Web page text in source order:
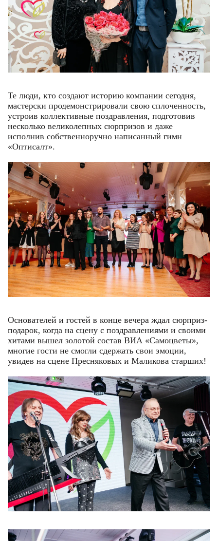
Те люди, кто создают историю компании сегодня,
мастерски продемонстрировали свою сплоченность,
устроив коллективные поздравления, подготовив
несколько великолепных сюрпризов и даже
исполнив собственноручно написанный гимн
«Оптисалт».
Основателей и гостей в конце вечера ждал сюрприз-
подарок, когда на сцену с поздравлениями и своими
хитами вышел золотой состав ВИА «Самоцветы»,
многие гости не смогли сдержать свои эмоции,
увидев на сцене Пресняковых и Маликова старших!